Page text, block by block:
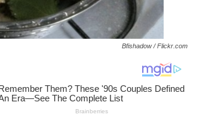
Bfishadow / Flickr.com